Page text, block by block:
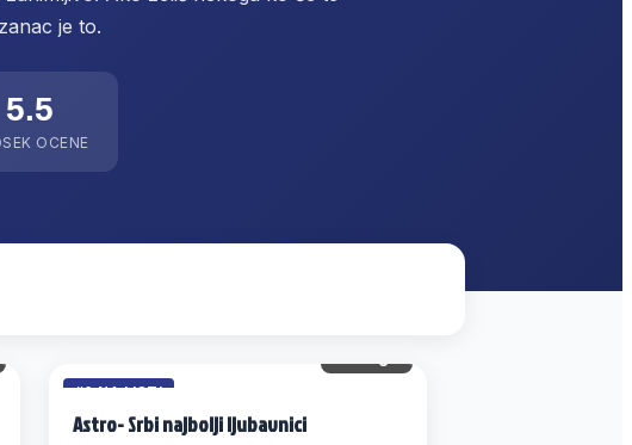
je to.
5.5
OCENE
#6 NA LISTI
Astro- Srbi najbolji ljubavnici